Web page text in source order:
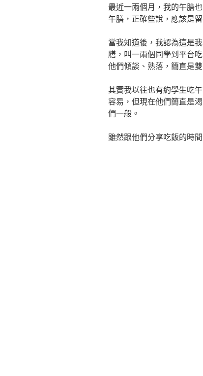
最近一兩個月，我的午膳
午膳，正確些說，應該是
當我知道後，我認為這是
膳，叫一兩個同學到平台
他們傾談、熟落，簡直是
其實我以往也有約學生吃
容易，但現在他們簡直是
們一般。
雖然跟他們分享吃飯的時